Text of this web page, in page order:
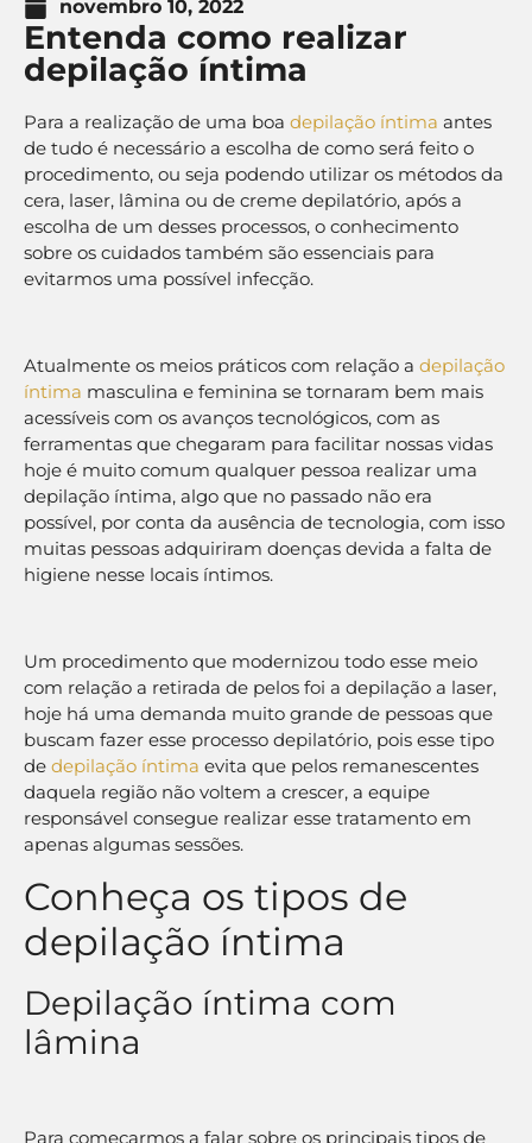
novembro 10, 2022
Entenda como realizar
depilação íntima
Para a realização de uma boa depilação íntima antes
de tudo é necessário a escolha de como será feito o
procedimento, ou seja podendo utilizar os métodos da
cera, laser, lâmina ou de creme depilatório, após a
escolha de um desses processos, o conhecimento
sobre os cuidados também são essenciais para
evitarmos uma possível infecção.
Atualmente os meios práticos com relação a depilação
íntima masculina e feminina se tornaram bem mais
acessíveis com os avanços tecnológicos, com as
ferramentas que chegaram para facilitar nossas vidas
hoje é muito comum qualquer pessoa realizar uma
depilação íntima, algo que no passado não era
possível, por conta da ausência de tecnologia, com isso
muitas pessoas adquiriram doenças devida a falta de
higiene nesse locais íntimos.
Um procedimento que modernizou todo esse meio
com relação a retirada de pelos foi a depilação a laser,
hoje há uma demanda muito grande de pessoas que
buscam fazer esse processo depilatório, pois esse tipo
de depilação íntima evita que pelos remanescentes
daquela região não voltem a crescer, a equipe
responsável consegue realizar esse tratamento em
apenas algumas sessões.
Conheça os tipos de
depilação íntima
Depilação íntima com
lâmina
Para começarmos a falar sobre os principais tipos de